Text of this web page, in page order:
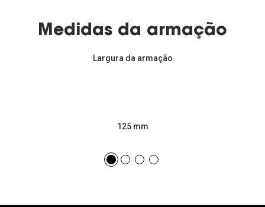
Medidas da armação
Largura da armação
125 mm